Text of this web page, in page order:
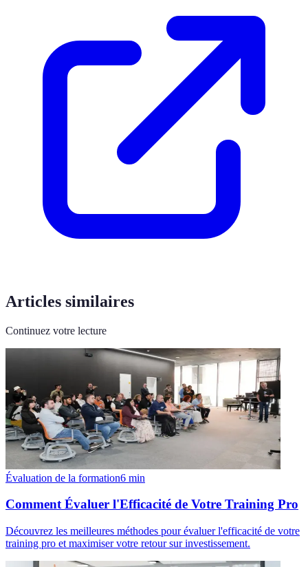
Articles similaires
Continuez votre lecture
Évaluation de la formation6 min
Comment Évaluer l'Efficacité de Votre Training Pro
Découvrez les meilleures méthodes pour évaluer l'efficacité de votre
training pro et maximiser votre retour sur investissement.